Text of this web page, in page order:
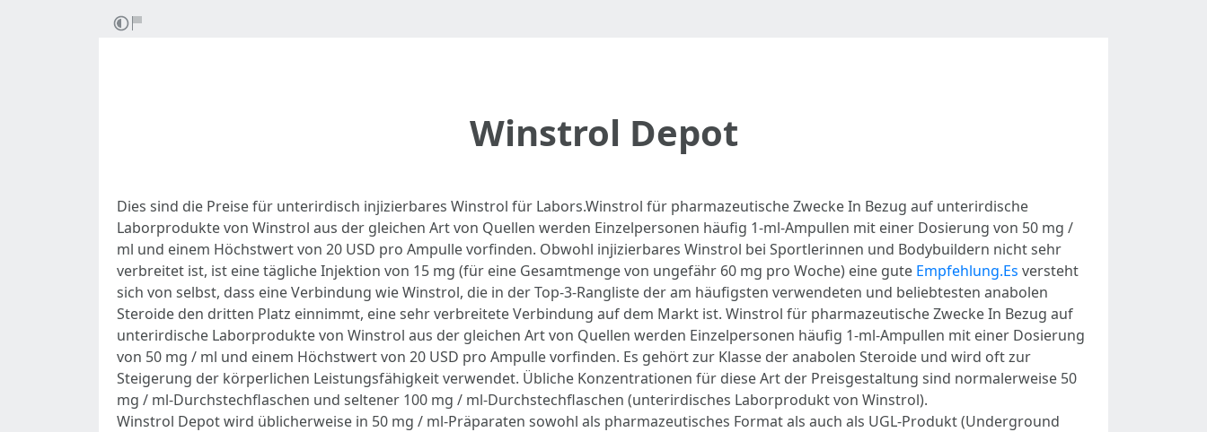
Winstrol Depot
Dies sind die Preise für unterirdisch injizierbares Winstrol für Labors.Winstrol für pharmazeutische Zwecke In Bezug auf unterirdische
Laborprodukte von Winstrol aus der gleichen Art von Quellen werden Einzelpersonen häufig 1-ml-Ampullen mit einer Dosierung von 50 mg /
ml und einem Höchstwert von 20 USD pro Ampulle vorfinden. Obwohl injizierbares Winstrol bei Sportlerinnen und Bodybuildern nicht sehr
verbreitet ist, ist eine tägliche Injektion von 15 mg (für eine Gesamtmenge von ungefähr 60 mg pro Woche) eine gute Empfehlung.Es versteht
sich von selbst, dass eine Verbindung wie Winstrol, die in der Top-3-Rangliste der am häufigsten verwendeten und beliebtesten anabolen
Steroide den dritten Platz einnimmt, eine sehr verbreitete Verbindung auf dem Markt ist. Winstrol für pharmazeutische Zwecke In Bezug auf
unterirdische Laborprodukte von Winstrol aus der gleichen Art von Quellen werden Einzelpersonen häufig 1-ml-Ampullen mit einer Dosierung
von 50 mg / ml und einem Höchstwert von 20 USD pro Ampulle vorfinden. Es gehört zur Klasse der anabolen Steroide und wird oft zur
Steigerung der körperlichen Leistungsfähigkeit verwendet. Übliche Konzentrationen für diese Art der Preisgestaltung sind normalerweise 50
mg / ml-Durchstechflaschen und seltener 100 mg / ml-Durchstechflaschen (unterirdisches Laborprodukt von Winstrol).
Winstrol Depot wird üblicherweise in 50 mg / ml-Präparaten sowohl als pharmazeutisches Format als auch als UGL-Produkt (Underground